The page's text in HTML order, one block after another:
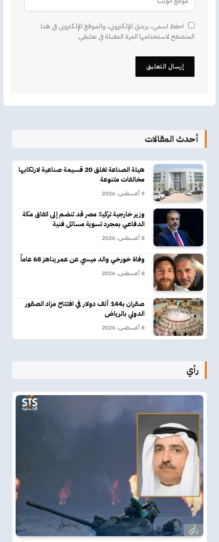
احفظ اسمي، بريدي الإلكتروني، والموقع الإلكتروني في هذا
المتصفح لاستخدامها المرة المقبلة في تعليقي.
أحدث المقالات
هيئة الصناعة تغلق 20 قسيمة صناعية لارتكابها
مخالفات متنوعة
9 أغسطس، 2026
وزير خارجية تركيا: مصر قد تنضم إلى اتفاق مكة
الدفاعي بمجرد تسوية مسائل فنية
8 أغسطس، 2026
وفاة خورخي والد ميسي عن عمر يناهز 68 عاماً
8 أغسطس، 2026
صقران بـ144 ألف دولار في افتتاح مزاد الصقور
الدولي بالرياض
8 أغسطس، 2026
رأي
رأي